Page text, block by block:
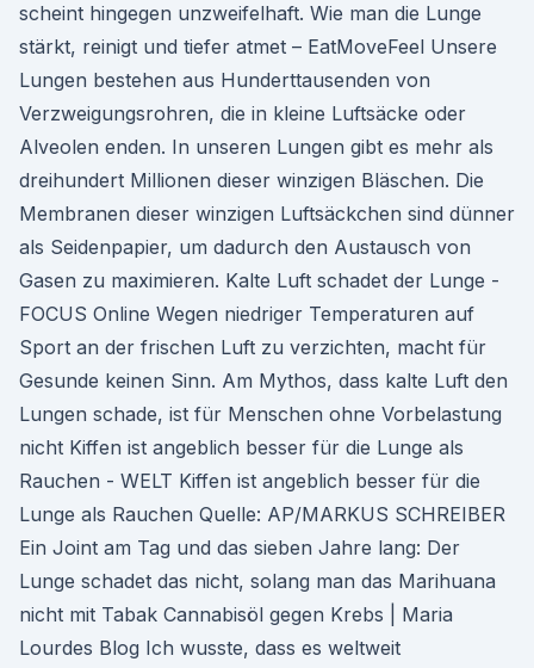
scheint hingegen unzweifelhaft. Wie man die Lunge
stärkt, reinigt und tiefer atmet – EatMoveFeel Unsere
Lungen bestehen aus Hunderttausenden von
Verzweigungsrohren, die in kleine Luftsäcke oder
Alveolen enden. In unseren Lungen gibt es mehr als
dreihundert Millionen dieser winzigen Bläschen. Die
Membranen dieser winzigen Luftsäckchen sind dünner
als Seidenpapier, um dadurch den Austausch von
Gasen zu maximieren. Kalte Luft schadet der Lunge -
FOCUS Online Wegen niedriger Temperaturen auf
Sport an der frischen Luft zu verzichten, macht für
Gesunde keinen Sinn. Am Mythos, dass kalte Luft den
Lungen schade, ist für Menschen ohne Vorbelastung
nicht Kiffen ist angeblich besser für die Lunge als
Rauchen - WELT Kiffen ist angeblich besser für die
Lunge als Rauchen Quelle: AP/MARKUS SCHREIBER
Ein Joint am Tag und das sieben Jahre lang: Der
Lunge schadet das nicht, solang man das Marihuana
nicht mit Tabak Cannabisöl gegen Krebs | Maria
Lourdes Blog Ich wusste, dass es weltweit